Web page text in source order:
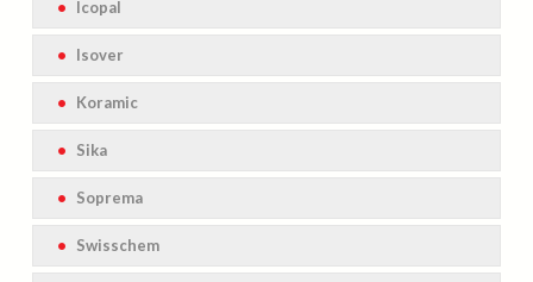
Braas
Silesia
Icopal
Isover
Koramic
Sika
Soprema
Swisschem